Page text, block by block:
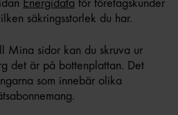
Energidata för företagskunder
säkringsstorlek du har.
Mina sidor kan du skruva ur
det är på bottenplattan. Det
som innebär olika